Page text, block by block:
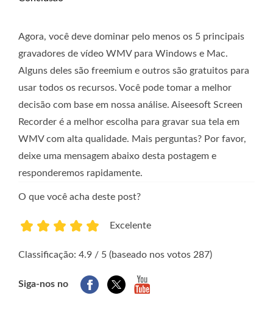
Agora, você deve dominar pelo menos os 5 principais
gravadores de vídeo WMV para Windows e Mac.
Alguns deles são freemium e outros são gratuitos para
usar todos os recursos. Você pode tomar a melhor
decisão com base em nossa análise. Aiseesoft Screen
Recorder é a melhor escolha para gravar sua tela em
WMV com alta qualidade. Mais perguntas? Por favor,
deixe uma mensagem abaixo desta postagem e
responderemos rapidamente.
O que você acha deste post?
Excelente
Classificação: 4.9 / 5 (baseado nos votos 287)
Siga-nos no